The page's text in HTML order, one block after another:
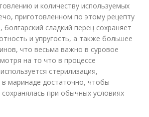
и количеству используемых
приготовленном по этому рецепту
сладкий перец сохраняет
и упругость, а также большее
что весьма важно в суровое
на то что в процессе
стерилизация,
в маринаде достаточно, чтобы
при обычных условиях